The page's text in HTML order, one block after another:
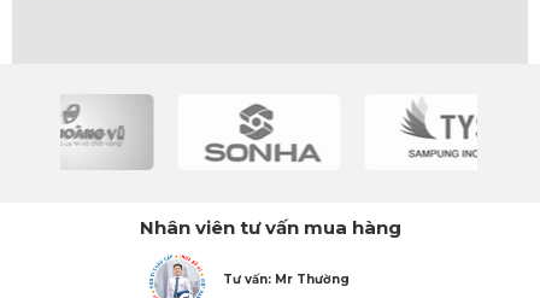
Nhân viên tư vấn mua hàng
Tư vấn: Mr Thường